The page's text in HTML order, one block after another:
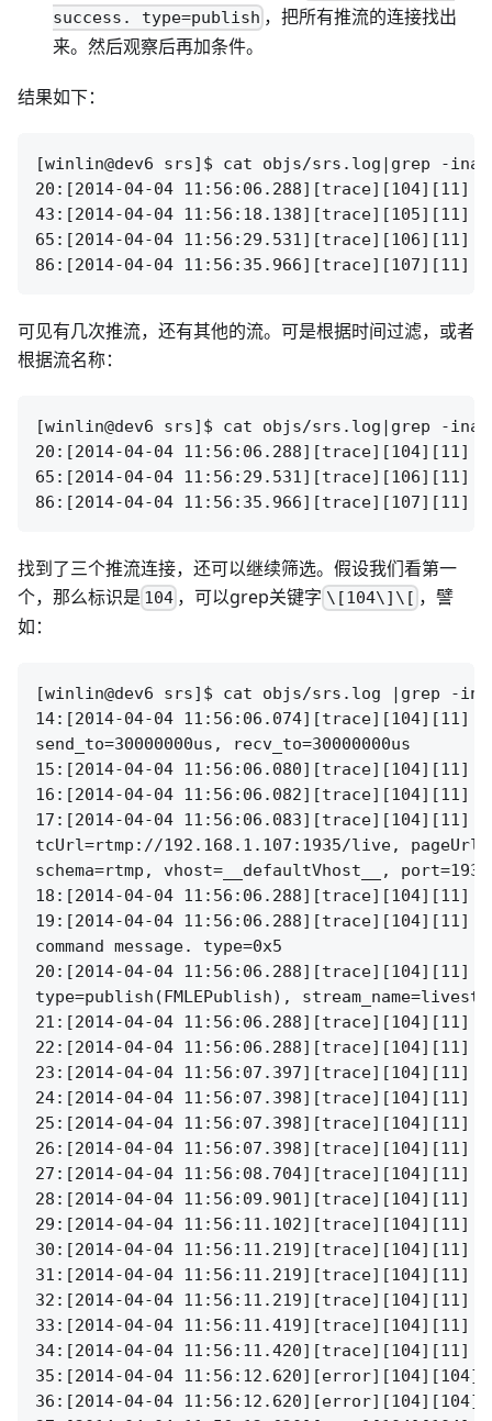
success. type=publish ，把所有推流的连接找出
来。然后观察后再加条件。
结果如下：
[winlin@dev6 srs]$ cat objs/srs.log|grep -
20:[2014-04-04 11:56:06.288][trace][104][11]
43:[2014-04-04 11:56:18.138][trace][105][11]
65:[2014-04-04 11:56:29.531][trace][106][11]
可见有几次推流，还有其他的流。可是根据时间过滤，或者
根据流名称：
[winlin@dev6 srs]$ cat objs/srs.log|grep -
20:[2014-04-04 11:56:06.288][trace][104][11]
65:[2014-04-04 11:56:29.531][trace][106][11]
找到了三个推流连接，还可以继续筛选。假设我们看第一
个，那么标识是 104 ，可以grep关键字 \[104\]\[ ，譬
如：
[winlin@dev6 srs]$ cat objs/srs.log |grep -
14:[2014-04-04 11:56:06.074][trace][104][11]
send_to=30000000us, recv_to=30000000us
15:[2014-04-04 11:56:06.080][trace][104][11]
16:[2014-04-04 11:56:06.082][trace][104][11]
17:[2014-04-04 11:56:06.083][trace][104][11]
tcUrl=rtmp://192.168.1.107:1935/live,
schema=rtmp, vhost=__defaultVhost__,
18:[2014-04-04 11:56:06.288][trace][104][11]
19:[2014-04-04 11:56:06.288][trace][104][11]
command message. type=0x5
20:[2014-04-04
type=publish(FMLEPublish),
21:[2014-04-04 11:56:06.288][trace][104][11]
22:[2014-04-04 11:56:06.288][trace][104][11]
23:[2014-04-04 11:56:07.397][trace][104][11]
24:[2014-04-04 11:56:07.398][trace][104][11]
25:[2014-04-04 11:56:07.398][trace][104][11]
26:[2014-04-04 11:56:07.398][trace][104][11]
27:[2014-04-04 11:56:08.704][trace][104][11]
28:[2014-04-04 11:56:09.901][trace][104][11]
29:[2014-04-04 11:56:11.102][trace][104][11]
30:[2014-04-04 11:56:11.219][trace][104][11]
31:[2014-04-04 11:56:11.219][trace][104][11]
32:[2014-04-04 11:56:11.219][trace][104][11]
33:[2014-04-04 11:56:11.419][trace][104][11] drop
34:[2014-04-04 11:56:11.420][trace][104][11]
35:[2014-04-04
36:[2014-04-04